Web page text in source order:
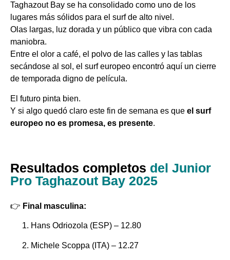
Taghazout Bay se ha consolidado como uno de los
lugares más sólidos para el surf de alto nivel.
Olas largas, luz dorada y un público que vibra con cada
maniobra.
Entre el olor a café, el polvo de las calles y las tablas
secándose al sol, el surf europeo encontró aquí un cierre
de temporada digno de película.
El futuro pinta bien.
Y si algo quedó claro este fin de semana es que el surf
europeo no es promesa, es presente.
Resultados completos del Junior
Pro Taghazout Bay 2025
👉 Final masculina:
Hans Odriozola (ESP) – 12.80
Michele Scoppa (ITA) – 12.27